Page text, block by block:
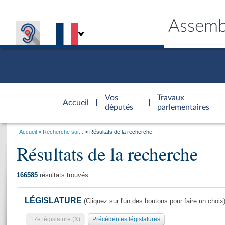
Accueil
d'accueil
Vos
députés
Travaux
parlementaires
Général
Vous
Accueil Recherche sur... Résultats de la recherche
Résultats de la recherche
166585 résultats trouvés
LÉGISLATURE (Cliquez sur l'un des boutons pour faire un choix)
17e législature (X) Précédentes législatures